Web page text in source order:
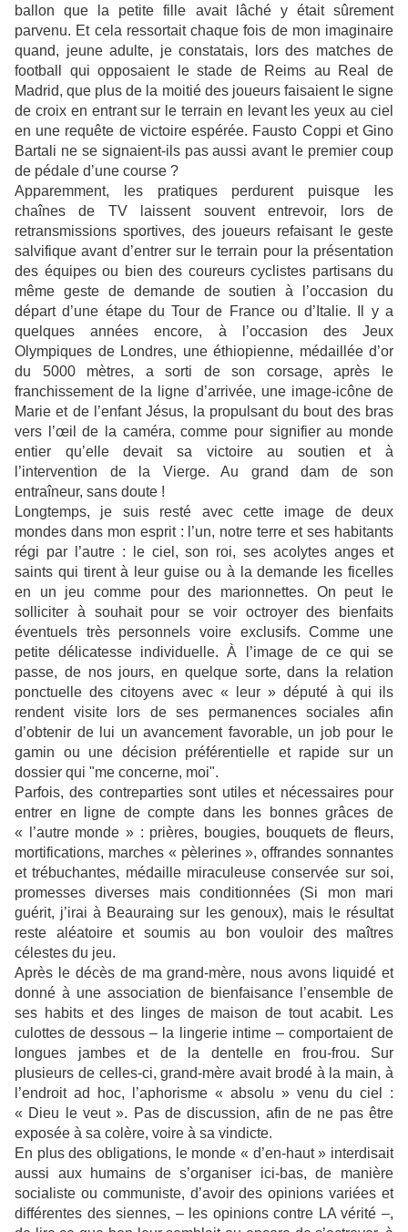
ballon que la petite fille avait lâché y était sûrement
parvenu. Et cela ressortait chaque fois de mon imaginaire
quand, jeune adulte, je constatais, lors des matches de
football qui opposaient le stade de Reims au Real de
Madrid, que plus de la moitié des joueurs faisaient le signe
de croix en entrant sur le terrain en levant les yeux au ciel
en une requête de victoire espérée. Fausto Coppi et Gino
Bartali ne se signaient-ils pas aussi avant le premier coup
de pédale d’une course ?
Apparemment, les pratiques perdurent puisque les
chaînes de TV laissent souvent entrevoir, lors de
retransmissions sportives, des joueurs refaisant le geste
salvifique avant d’entrer sur le terrain pour la présentation
des équipes ou bien des coureurs cyclistes partisans du
même geste de demande de soutien à l’occasion du
départ d’une étape du Tour de France ou d’Italie. Il y a
quelques années encore, à l’occasion des Jeux
Olympiques de Londres, une éthiopienne, médaillée d’or
du 5000 mètres, a sorti de son corsage, après le
franchissement de la ligne d’arrivée, une image-icône de
Marie et de l’enfant Jésus, la propulsant du bout des bras
vers l’œil de la caméra, comme pour signifier au monde
entier qu’elle devait sa victoire au soutien et à
l’intervention de la Vierge. Au grand dam de son
entraîneur, sans doute !
Longtemps, je suis resté avec cette image de deux
mondes dans mon esprit : l’un, notre terre et ses habitants
régi par l’autre : le ciel, son roi, ses acolytes anges et
saints qui tirent à leur guise ou à la demande les ficelles
en un jeu comme pour des marionnettes. On peut le
solliciter à souhait pour se voir octroyer des bienfaits
éventuels très personnels voire exclusifs. Comme une
petite délicatesse individuelle. À l’image de ce qui se
passe, de nos jours, en quelque sorte, dans la relation
ponctuelle des citoyens avec « leur » député à qui ils
rendent visite lors de ses permanences sociales afin
d’obtenir de lui un avancement favorable, un job pour le
gamin ou une décision préférentielle et rapide sur un
dossier qui "me concerne, moi".
Parfois, des contreparties sont utiles et nécessaires pour
entrer en ligne de compte dans les bonnes grâces de
« l’autre monde » : prières, bougies, bouquets de fleurs,
mortifications, marches « pèlerines », offrandes sonnantes
et trébuchantes, médaille miraculeuse conservée sur soi,
promesses diverses mais conditionnées (Si mon mari
guérit, j’irai à Beauraing sur les genoux), mais le résultat
reste aléatoire et soumis au bon vouloir des maîtres
célestes du jeu.
Après le décès de ma grand-mère, nous avons liquidé et
donné à une association de bienfaisance l’ensemble de
ses habits et des linges de maison de tout acabit. Les
culottes de dessous – la lingerie intime – comportaient de
longues jambes et de la dentelle en frou-frou. Sur
plusieurs de celles-ci, grand-mère avait brodé à la main, à
l’endroit ad hoc, l’aphorisme « absolu » venu du ciel :
« Dieu le veut ». Pas de discussion, afin de ne pas être
exposée à sa colère, voire à sa vindicte.
En plus des obligations, le monde « d’en-haut » interdisait
aussi aux humains de s’organiser ici-bas, de manière
socialiste ou communiste, d’avoir des opinions variées et
différentes des siennes, – les opinions contre LA vérité –,